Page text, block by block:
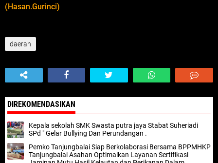
(Hasan.Gurinci)
daerah
DIREKOMENDASIKAN
Kepala sekolah SMK Swasta putra jaya Stabat Suheriadi
SPd " Gelar Bullying Dan Perundangan .
Pemko Tanjungbalai Siap Berkolaborasi Bersama BPPMHKP
Tanjungbalai Asahan Optimalkan Layanan Sertifikasi